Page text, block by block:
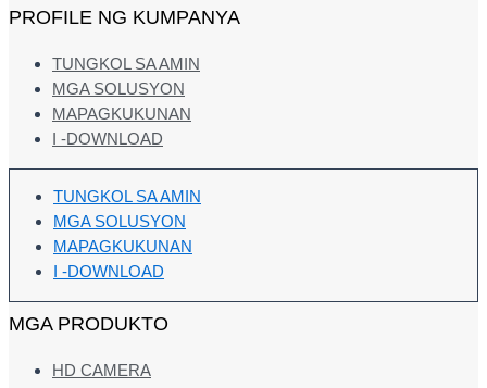
PROFILE NG KUMPANYA
TUNGKOL SA AMIN
MGA SOLUSYON
MAPAGKUKUNAN
I -DOWNLOAD
TUNGKOL SA AMIN
MGA SOLUSYON
MAPAGKUKUNAN
I -DOWNLOAD
MGA PRODUKTO
HD CAMERA